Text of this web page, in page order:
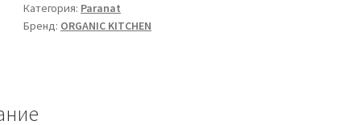
per
piedi
Категория: Paranat
Бренд: ORGANIC KITCHEN